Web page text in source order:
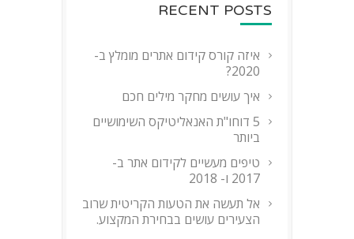
RECENT POSTS
איזה קורס קידום אתרים מומלץ ב-
2020?
איך עושים מחקר מילים חכם
5 דוחו"ת האנאליטיקס השימושיים
ביותר
טיפים מעשיים לקידום אתר ב-
2017 ו- 2018
אל תעשה את הטעות הקריטית שרוב
הצעירים עושים בבחירת המקצוע.